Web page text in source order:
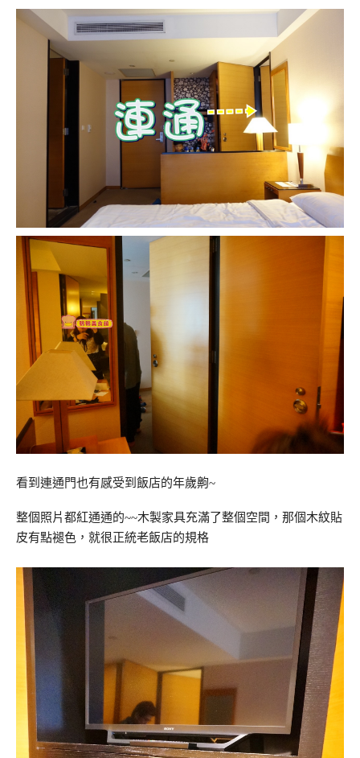
看到連通門也有感受到飯店的年歲齁~
整個照片都紅通通的~~木製家具充滿了整個空間，那個木紋貼
皮有點褪色，就很正統老飯店的規格